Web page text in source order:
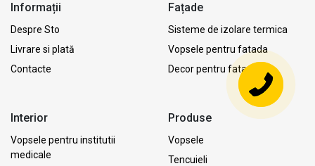
Informații
Despre Sto
Livrare si plată
Contacte
Fațade
Sisteme de izolare termica
Vopsele pentru fatada
Decor pentru fatada
Interior
Vopsele pentru institutii
medicale
Produse
Vopsele
Tencuieli